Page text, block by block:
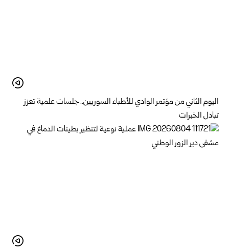
اليوم الثاني من مؤتمر الوادي للأطباء السوريين.. جلسات علمية تعزز
تبادل الخبرات